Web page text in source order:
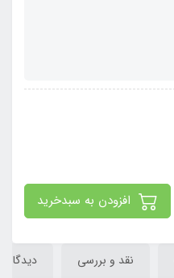
نقد و بررسی